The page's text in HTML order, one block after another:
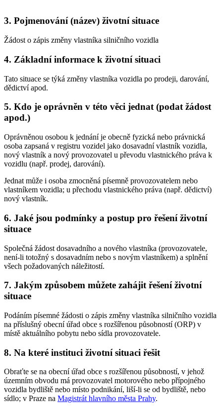
3. Pojmenování (název) životní situace
Žádost o zápis změny vlastníka silničního vozidla
4. Základní informace k životní situaci
Tato situace se týká změny vlastníka vozidla po prodeji, darování,
dědictví apod.
5. Kdo je oprávněn v této věci jednat (podat žádost
apod.)
Oprávněnou osobou k jednání je obecně fyzická nebo právnická
osoba zapsaná v registru vozidel jako dosavadní vlastník vozidla,
nový vlastník a nový provozovatel u převodu vlastnického práva k
vozidlu (např. prodej, darování).
Jednat může i osoba zmocněná písemně provozovatelem nebo
vlastníkem vozidla; u přechodu vlastnického práva (např. dědictví)
nový vlastník.
6. Jaké jsou podmínky a postup pro řešení životní
situace
Společná žádost dosavadního a nového vlastníka (provozovatele,
není-li totožný s dosavadním nebo s novým vlastníkem) a splnění
všech požadovaných náležitostí.
7. Jakým způsobem můžete zahájit řešení životní
situace
Podáním písemné žádosti o zápis změny vlastníka silničního vozidla
na příslušný obecní úřad obce s rozšířenou působností (ORP) v
místě aktuálního pobytu nebo sídla provozovatele.
8. Na které instituci životní situaci řešit
Obraťte se na obecní úřad obce s rozšířenou působností, v jehož
územním obvodu má provozovatel motorového nebo přípojného
vozidla bydliště nebo místo podnikání, liší-li se od bydliště, nebo
sídlo; v Praze na Magistrát hlavního města Prahy.